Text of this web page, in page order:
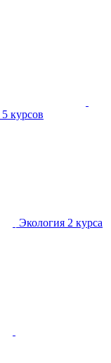
5 курсов
Экология 2 курса